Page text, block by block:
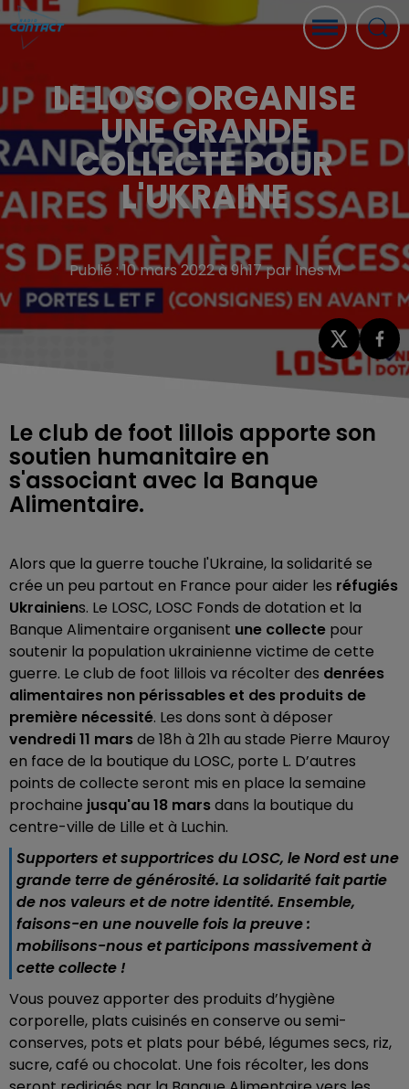
LE LOSC ORGANISE
UNE GRANDE
COLLECTE POUR
L'UKRAINE
Publié : 10 mars 2022 à 9h17 par Ines M
Le club de foot lillois apporte son
soutien humanitaire en
s'associant avec la Banque
Alimentaire.
Alors que la guerre touche l'Ukraine, la solidarité se
crée un peu partout en France pour aider les réfugiés
Ukrainiens. Le LOSC, LOSC Fonds de dotation et la
Banque Alimentaire organisent une collecte pour
soutenir la population ukrainienne victime de cette
guerre. Le club de foot lillois va récolter des denrées
alimentaires non périssables et des produits de
première nécessité. Les dons sont à déposer
vendredi 11 marsde 18h à 21h au stade Pierre Mauroy
en face de la boutique du LOSC, porte L. D’autres
points de collecte seront mis en place la semaine
prochaine jusqu'au 18 marsdans la boutique du
centre-ville de Lille et à Luchin.
Supporters et supportrices du LOSC, le Nord est une
grande terre de générosité. La solidarité fait partie
de nos valeurs et de notre identité. Ensemble,
faisons-en une nouvelle fois la preuve :
mobilisons-nous et participons massivement à
cette collecte !
Vous pouvez apporter des produits d’hygiène
corporelle, plats cuisinés en conserve ou semi-
conserves, pots et plats pour bébé, légumes secs, riz,
sucre, café ou chocolat. Une fois récolter, les dons